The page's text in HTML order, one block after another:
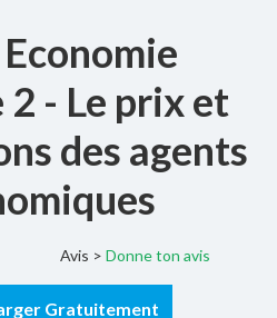
- Le prix et
des agents
Avis > Donne ton avis
Gratuitement